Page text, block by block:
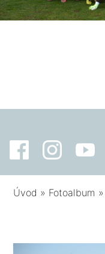
Úvod » Fotoalbum »